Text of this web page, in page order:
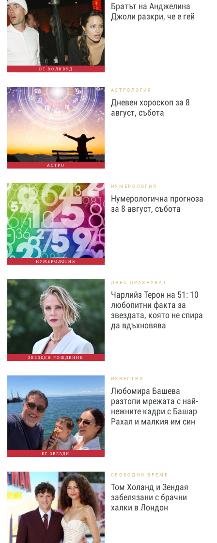
ОТ ХОЛИВУД
Братът на Анджелина
Джоли разкри, че е гей
АСТРО
АСТРОЛОГИЯ
Дневен хороскоп за 8
август, събота
НУМЕРОЛОГИЯ
НУМЕРОЛОГИЯ
Нумерологична прогноза
за 8 август, събота
ЗВЕЗДЕН РОЖДЕНИК
ДНЕС ПРАЗНУВАТ
Чарлийз Терон на 51: 10
любопитни факта за
звездата, която не спира
да вдъхновява
БГ ЗВЕЗДИ
ИЗВЕСТНИ
Любомира Башева
разтопи мрежата с най-
нежните кадри с Башар
Рахал и малкия им син
СВОБОДНО ВРЕМЕ
Том Холанд и Зендая
забелязани с брачни
халки в Лондон